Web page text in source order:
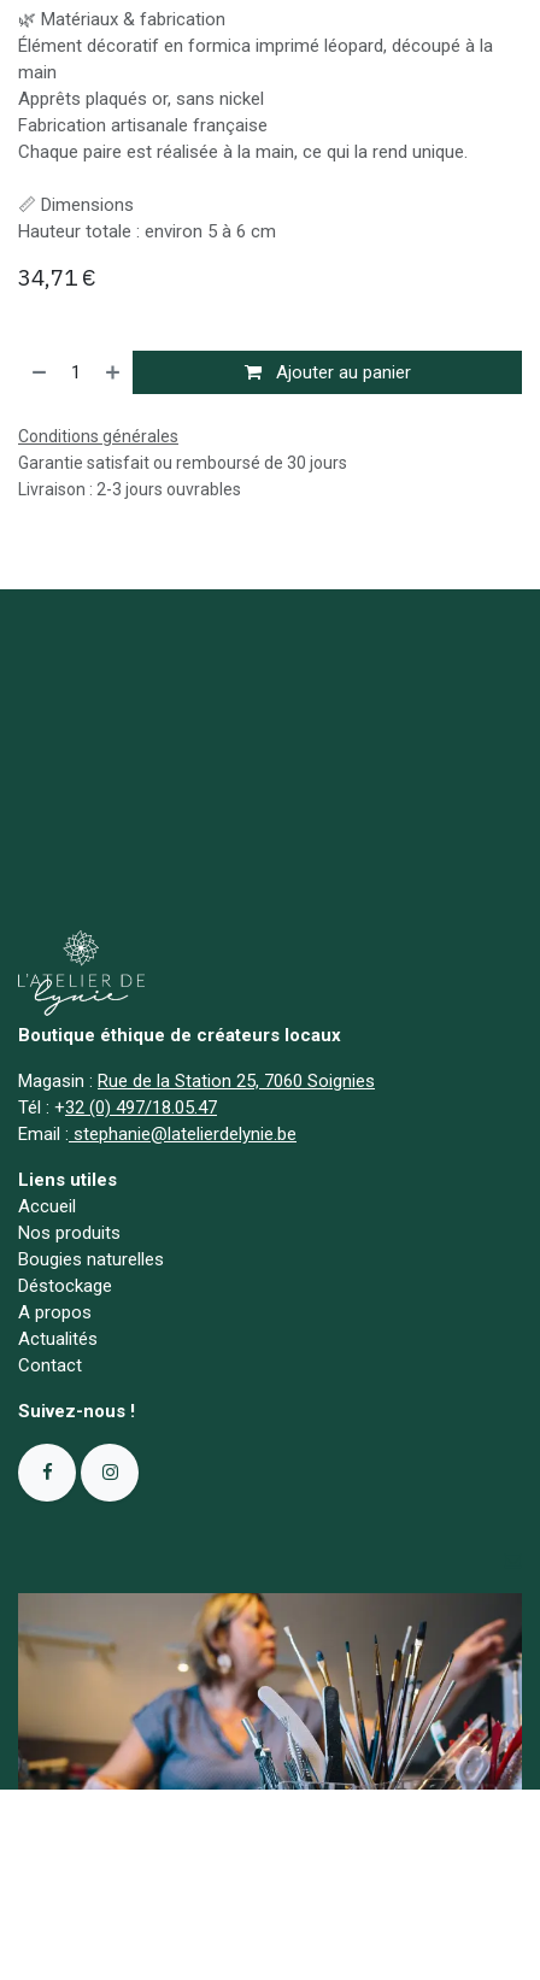
🌿 Matériaux & fabrication
Élément décoratif en formica imprimé léopard, découpé à la
main
Apprêts plaqués or, sans nickel
Fabrication artisanale française
Chaque paire est réalisée à la main, ce qui la rend unique.
📏 Dimensions
Hauteur totale : environ 5 à 6 cm
34,71 €
Ajouter au panier
Conditions générales
Garantie satisfait ou remboursé de 30 jours
Livraison : 2-3 jours ouvrables
Boutique éthique de créateurs locaux
Magasin : Rue de la Station 25, 7060 Soignies
Tél : +32 (0) 497/18.05.47
Email : stephanie@latelierdelynie.be
Liens utiles
Accueil
Nos produits
Bougies naturelles
Déstockage
A propos
Actualités
Contact
Suivez-nous !